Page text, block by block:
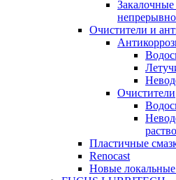
Очистители и
Очистители
Пластичные
Renocast
Новые